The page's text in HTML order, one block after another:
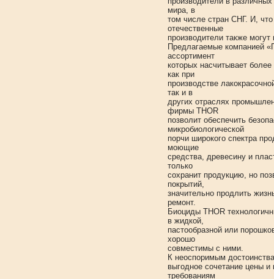
мира, в
том числе стран СНГ. И,
отечественные
производители также
Предлагаемые компанией
ассортимент
которых насчитывает
как при
производстве
так и в
других отраслях
фирмы THOR
позволит обеспечить
микробиологической
порчи широкого спектра
моющие
средства, древесину и
только
сохранит продукцию, но
покрытий,
значительно продлить
ремонт.
Биоциды THOR
в жидкой,
пастообразной или
хорошо
совместимы с ними.
К неоспоримым
выгодное сочетание цены и
требованиям